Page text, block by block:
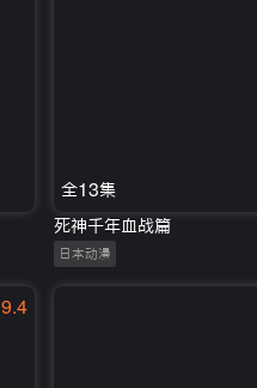
全13集
死神千年血战篇
日本动漫
9.4